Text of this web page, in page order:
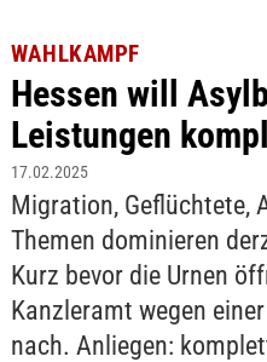
WAHLKAMPF
Hessen will
Leistungen
17.02.2025
Migration, Geflüchtete,
Themen dominieren
Kurz bevor die Urnen
Kanzleramt wegen
nach. Anliegen: